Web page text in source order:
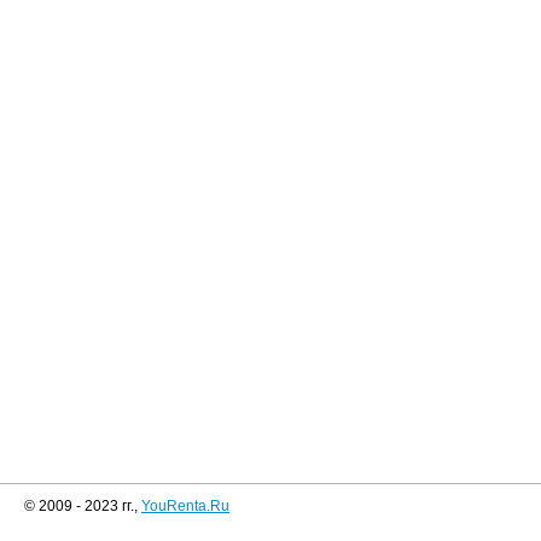
© 2009 - 2023 гг., YouRenta.Ru